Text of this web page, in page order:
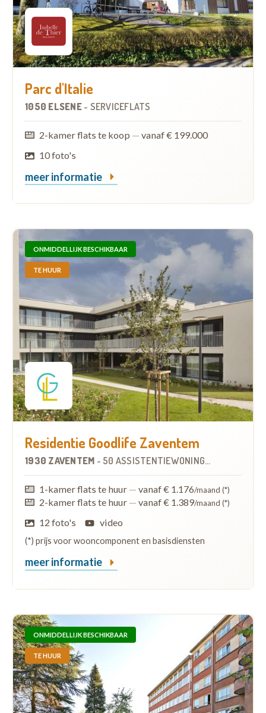
Parc d'Italie
1050 ELSENE - SERVICEFLATS
2-kamer flats te koop — vanaf € 199.000
10 foto's
meer informatie
ONMIDDELLIJK BESCHIKBAAR
TE HUUR
Residentie Goodlife Zaventem
1930 ZAVENTEM - 50 ASSISTENTIEWONINGEN
1-kamer flats te huur — vanaf € 1.176/maand (*)
2-kamer flats te huur — vanaf € 1.389/maand (*)
12 foto's video
(*) prijs voor wooncomponent en basisdiensten
meer informatie
ONMIDDELLIJK BESCHIKBAAR
TE HUUR